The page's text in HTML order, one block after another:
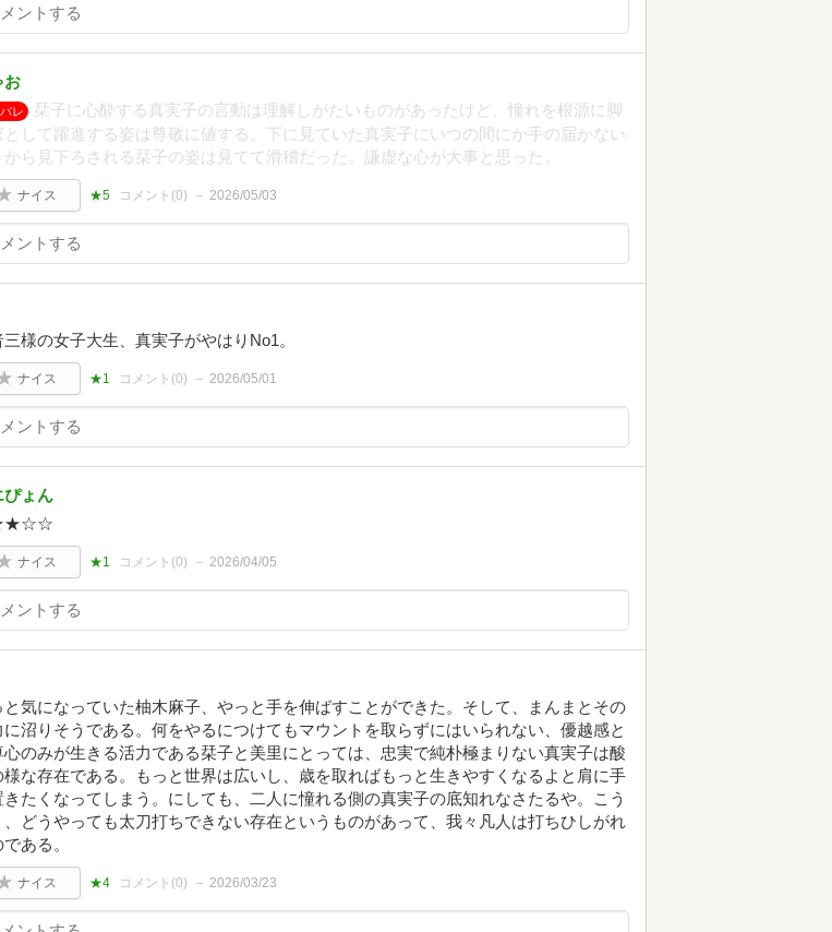
お
レ
栞子に心酔する真実子の言動は理解しがたいものがあったけど、憧れを根源に脚
として躍進する姿は尊敬に値する。下に見ていた真実子にいつの間にか手の届かない
から見下ろされる栞子の姿は見てて滑稽だった。謙虚な心が大事と思った。
ナイス ★5 コメント(0) 2026/05/03
三様の女子大生、真実子がやはりNo1。
ナイス ★1 コメント(0) 2026/05/01
ぴょん
ナイス ★1 コメント(0) 2026/04/05
と気になっていた柚木麻子、やっと手を伸ばすことができた。そして、まんまとその
に沼りそうである。何をやるにつけてもマウントを取らずにはいられない、優越感と
心のみが生きる活力である栞子と美里にとっては、忠実で純朴極まりない真実子は酸
様な存在である。もっと世界は広いし、歳を取ればもっと生きやすくなるよと肩に手
きたくなってしまう。にしても、二人に憧れる側の真実子の底知れなさたるや。こう
、どうやっても太刀打ちできない存在というものがあって、我々凡人は打ちひしがれ
ある。
ナイス ★4 コメント(0) 2026/03/23